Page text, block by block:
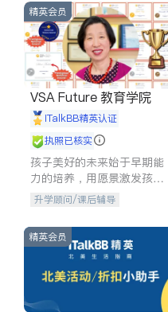
商铺租售
开发商建商
精英会员
VSA Future 教育学院
iTalkBB精英认证
执照已核实
孩子美好的未来始于早期能
力的培养，用愿景激发孩子
的学习潜力和动力。理念：
拥有成长型心态是成功的基
石。
升学顾问/课后辅导
精英会员